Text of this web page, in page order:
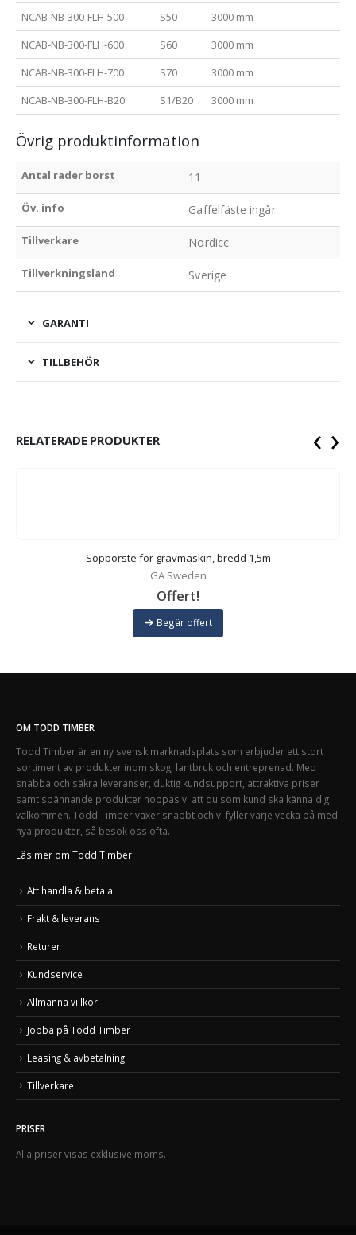
NCAB-NB-300-FLH-500
S50
3000 mm
NCAB-NB-300-FLH-600
S60
3000 mm
NCAB-NB-300-FLH-700
S70
3000 mm
NCAB-NB-300-FLH-B20
S1/B20 3000 mm
Övrig produktinformation
Antal rader borst 11
Öv. info Gaffelfäste ingår
Tillverkare Nordicc
Tillverkningsland Sverige
GARANTI
TILLBEHÖR
RELATERADE PRODUKTER
Sopborste för grävmaskin, bredd 1,5m
GA Sweden
Offert!
Begär offert
‹ ›
OM TODD TIMBER
Todd Timber är en ny svensk marknadsplats som erbjuder ett stort
sortiment av produkter inom skog, lantbruk och entreprenad. Med
snabba och säkra leveranser, duktig kundsupport, attraktiva priser
samt spännande produkter hoppas vi att du som kund ska känna dig
välkommen. Todd Timber växer snabbt och vi fyller varje vecka på med
nya produkter, så besök oss ofta.
Läs mer om Todd Timber
Att handla & betala
Frakt & leverans
Returer
Kundservice
Allmänna villkor
Jobba på Todd Timber
Leasing & avbetalning
Tillverkare
PRISER
Alla priser visas exklusive moms.